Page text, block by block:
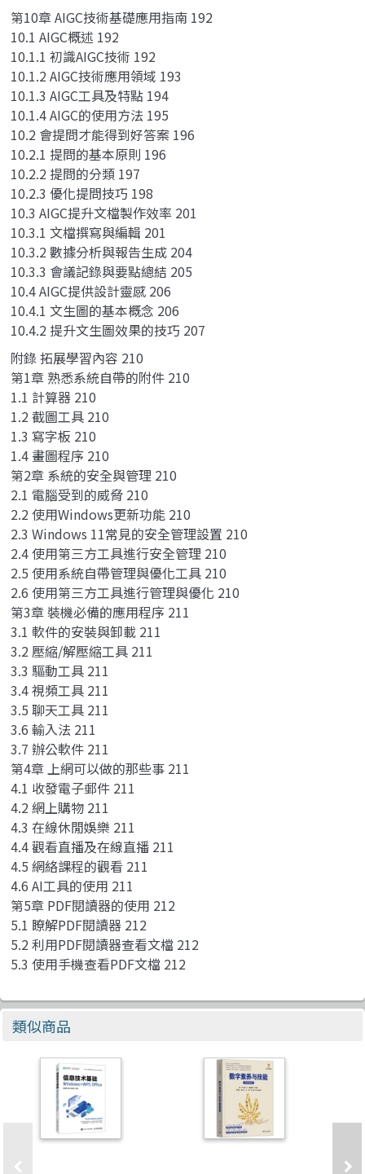
第10章 AIGC技術基礎應用指南 192
10.1 AIGC概述 192
10.1.1 初識AIGC技術 192
10.1.2 AIGC技術應用領域 193
10.1.3 AIGC工具及特點 194
10.1.4 AIGC的使用方法 195
10.2 會提問才能得到好答案 196
10.2.1 提問的基本原則 196
10.2.2 提問的分類 197
10.2.3 優化提問技巧 198
10.3 AIGC提升文檔製作效率 201
10.3.1 文檔撰寫與編輯 201
10.3.2 數據分析與報告生成 204
10.3.3 會議記錄與要點總結 205
10.4 AIGC提供設計靈感 206
10.4.1 文生圖的基本概念 206
10.4.2 提升文生圖效果的技巧 207
附錄 拓展學習內容 210
第1章 熟悉系統自帶的附件 210
1.1 計算器 210
1.2 截圖工具 210
1.3 寫字板 210
1.4 畫圖程序 210
第2章 系統的安全與管理 210
2.1 電腦受到的威脅 210
2.2 使用Windows更新功能 210
2.3 Windows 11常見的安全管理設置 210
2.4 使用第三方工具進行安全管理 210
2.5 使用系統自帶管理與優化工具 210
2.6 使用第三方工具進行管理與優化 210
第3章 裝機必備的應用程序 211
3.1 軟件的安裝與卸載 211
3.2 壓縮/解壓縮工具 211
3.3 驅動工具 211
3.4 視頻工具 211
3.5 聊天工具 211
3.6 輸入法 211
3.7 辦公軟件 211
第4章 上網可以做的那些事 211
4.1 收發電子郵件 211
4.2 網上購物 211
4.3 在線休閒娛樂 211
4.4 觀看直播及在線直播 211
4.5 網絡課程的觀看 211
4.6 AI工具的使用 211
第5章 PDF閱讀器的使用 212
5.1 瞭解PDF閱讀器 212
5.2 利用PDF閱讀器查看文檔 212
5.3 使用手機查看PDF文檔 212
類似商品